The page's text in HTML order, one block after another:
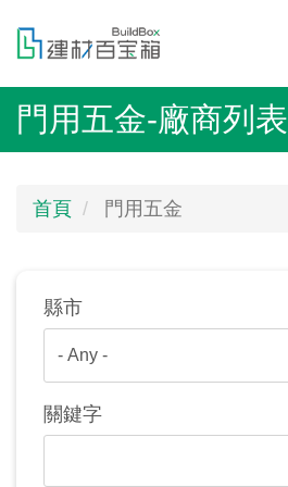
內
容門用五金-廠商列表
首頁 門用五金
縣市
關鍵字